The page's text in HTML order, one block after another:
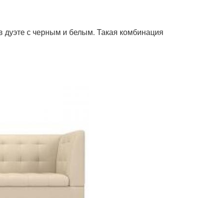
с черным и белым. Такая комбинация